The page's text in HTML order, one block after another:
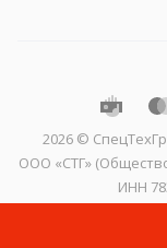
2026 ©
ООО «СТГ»
ИНН